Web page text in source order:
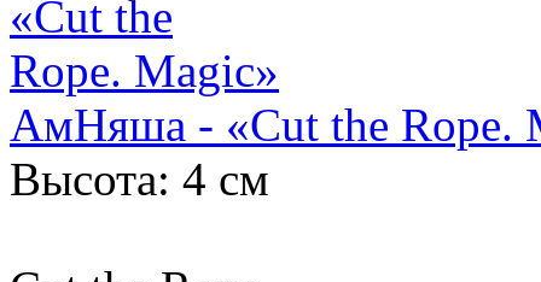
АмНяша - «Cut the Rope.
Высота: 4 см